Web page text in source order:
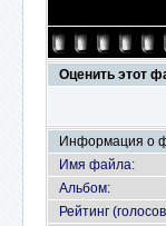
Оценить этот
Информация о
Имя файла:
Альбом:
Рейтинг